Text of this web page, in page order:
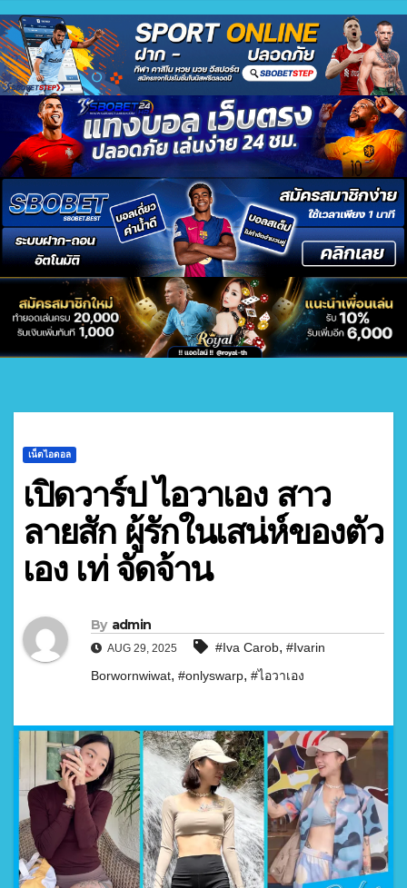
เน็ตไอดอล
เปิดวาร์ป ไอวาเอง สาว
ลายสัก ผู้รักในเสน่ห์ของตัว
เอง เท่ จัดจ้าน
By admin
AUG 29, 2025 #Iva Carob, #Ivarin
Borwornwiwat, #onlyswarp, #ไอวาเอง